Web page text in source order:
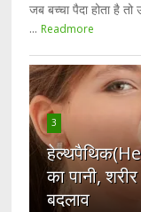
जब बच्चा पैदा होता है
... Readmore
3
का पानी,
बदलाव